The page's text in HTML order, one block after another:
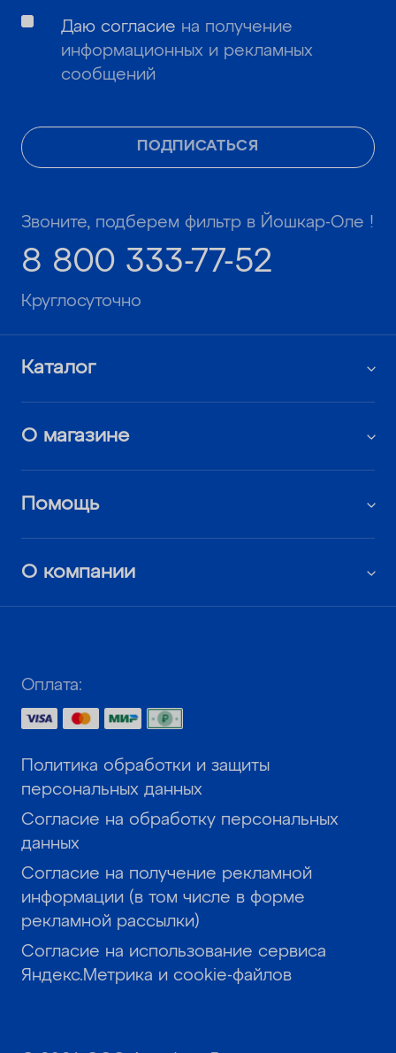
ПОДПИСАТЬСЯ
Даю согласие на получение
информационных и рекламных
сообщений
Звоните, подберем фильтр в Йошкар-Оле !
8 800 333-77-52
Круглосуточно
Каталог
О магазине
Помощь
О компании
Оплата:
Политика обработки и защиты
персональных данных
Согласие на обработку персональных
данных
Согласие на получение рекламной
информации (в том числе в форме
рекламной рассылки)
Согласие на использование сервиса
Яндекс.Метрика и cookie-файлов